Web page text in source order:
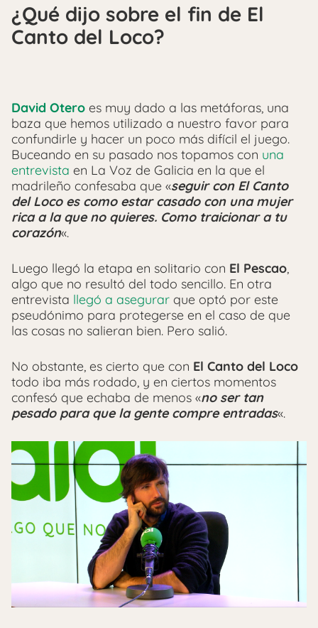
¿Qué dijo sobre el fin de El
Canto del Loco?
David Otero es muy dado a las metáforas, una
baza que hemos utilizado a nuestro favor para
confundirle y hacer un poco más difícil el juego.
Buceando en su pasado nos topamos con una
entrevista en La Voz de Galicia en la que el
madrileño confesaba que «seguir con El Canto
del Loco es como estar casado con una mujer
rica a la que no quieres. Como traicionar a tu
corazón«.
Luego llegó la etapa en solitario con El Pescao,
algo que no resultó del todo sencillo. En otra
entrevista llegó a asegurar que optó por este
pseudónimo para protegerse en el caso de que
las cosas no salieran bien. Pero salió.
No obstante, es cierto que con El Canto del Loco
todo iba más rodado, y en ciertos momentos
confesó que echaba de menos «no ser tan
pesado para que la gente compre entradas«.